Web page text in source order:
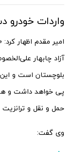
واردات خودرو
امیر مقدم اظهار
آزاد چابهار
بلوچستان است و
پی خواهد داشت و
حمل و نقل و ترانزیت
وی گفت: